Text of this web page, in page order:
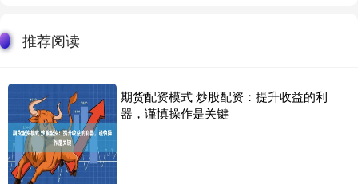
推荐阅读
期货配资模式 炒股配资：提升收益的利
器，谨慎操作是关键